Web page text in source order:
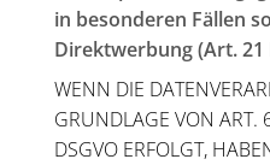
in besonderen Fällen
Direktwerbung (Art. 21
WENN DIE
GRUNDLAGE VON ART.
DSGVO ERFOLGT,